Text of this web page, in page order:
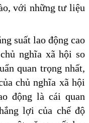
với những tư liệu
suất lao động cao
nghĩa xã hội so
quan trọng nhất,
chủ nghĩa xã hội
động là cái quan
lợi của chế độ